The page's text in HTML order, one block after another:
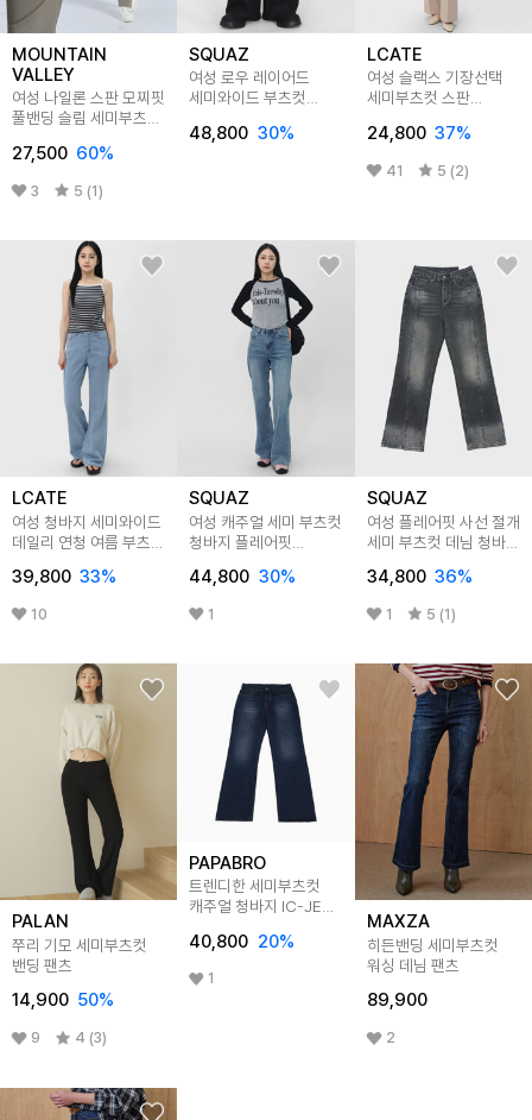
MOUNTAIN
VALLEY
여성 나일론 스판 모찌핏
풀밴딩 슬림 세미부츠컷
27,500 60%
3 5 (1)
SQUAZ
여성 로우 레이어드
세미와이드 부츠컷
48,800 30%
LCATE
여성 슬랙스 기장선택
세미부츠컷 스판
LABP003
24,800 37%
41 5 (2)
LCATE
여성 청바지 세미와이드
데일리 연청 여름 부츠컷
39,800 33%
10
SQUAZ
여성 캐주얼 세미 부츠컷
청바지 플레어핏
44,800 30%
1
SQUAZ
여성 플레어핏 사선 절개
세미 부츠컷 데님 청바지
34,800 36%
1 5 (1)
PALAN
쭈리 기모 세미부츠컷
밴딩 팬츠
14,900 50%
9 4 (3)
PAPABRO
트렌디한 세미부츠컷
캐주얼 청바지 IC-JEA-
40,800 20%
1
MAXZA
히든밴딩 세미부츠컷
워싱 데님 팬츠
89,900
2